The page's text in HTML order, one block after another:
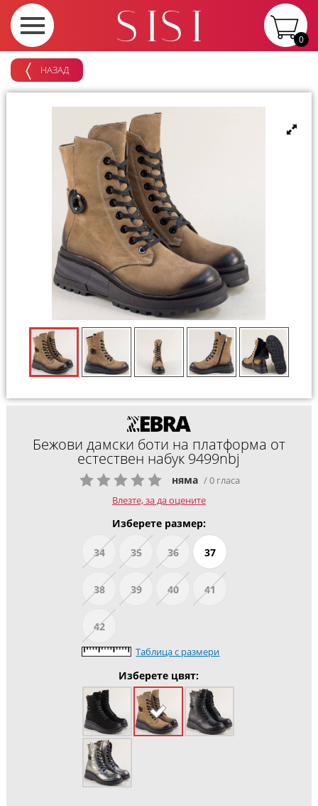
0
НАЗАД
Бежови дамски боти на платформа от
естествен набук 9499nbj
няма / 0 гласа
Влезте, за да оцените
Изберете размер:
34 35 36 37
38 39 40 41
42
Таблица с размери
Изберете цвят: